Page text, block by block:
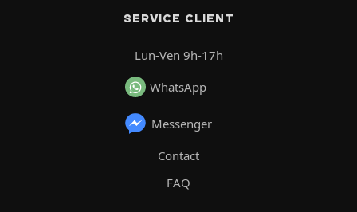
SERVICE CLIENT
Lun-Ven 9h-17h
WhatsApp
Messenger
Contact
FAQ